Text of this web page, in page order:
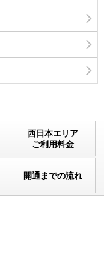
西日本エリア
ご利用料金
開通までの流れ